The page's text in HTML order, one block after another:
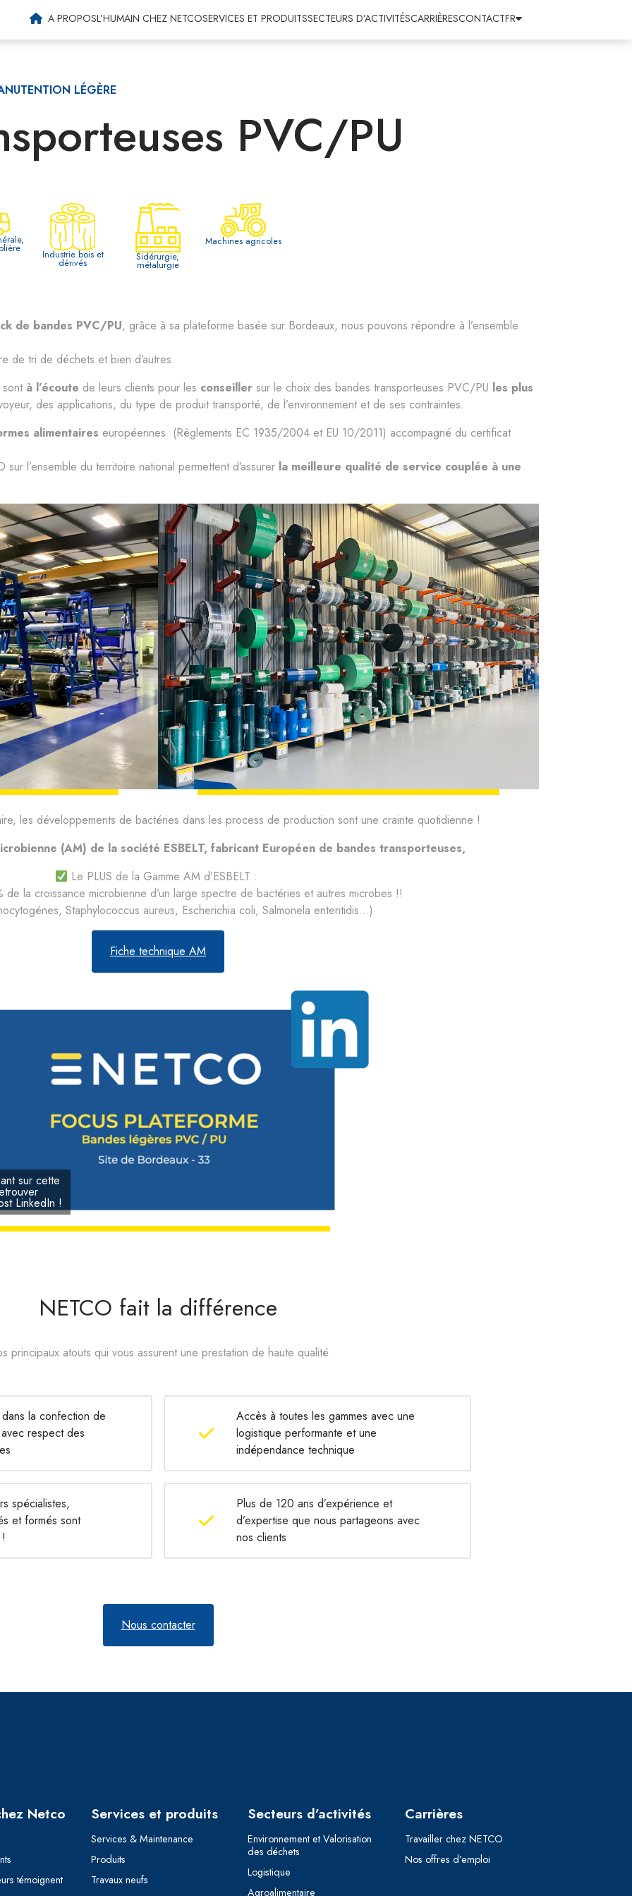
A PROPOSL’HUMAIN CHEZ NETCOSERVICES ET PRODUITSSECTEURS D’ACTIVITÉS
Machines agricoles CARRIÈRESCONTACTFR
LÉGÈRE
PVC/PU
Industrie bois et
dérivés Sidérurgie,
métalurgie
Machines agricoles
de bandes PVC/PU, grâce à sa plateforme basée sur Bordeaux, nous pouvons répondre à l’ensemble
de tri de déchets et bien d’autres.
à l’écoute de leurs clients pour les conseiller sur le choix des bandes transporteuses PVC/PU les plus
des applications, du type de produit transporté, de l’environnement et de ses contraintes.
alimentaires européennes (Règlements EC 1935/2004 et EU 10/2011) accompagné du certificat
l’ensemble du territoire national permettent d’assurer la meilleure qualité de service couplée à une
les développements de bactéries dans les process de production sont une crainte quotidienne !
(AM) de la société ESBELT, fabricant Européen de bandes transporteuses,
Le PLUS de la Gamme AM d’ESBELT :
de la croissance microbienne d’un large spectre de bactéries et autres microbes !!
Staphylococcus aureus, Escherichia coli, Salmonela enteritidis…)
Fiche technique AM
sur cette
LinkedIn !
NETCO fait la différence
principaux atouts qui vous assurent une prestation de haute qualité
la confection de
respect des
Accès à toutes les gammes avec une
logistique performante et une
indépendance technique
spécialistes,
et formés sont
Plus de 120 ans d’expérience et
d’expertise que nous partageons avec
nos clients
Nous contacter
Netco
témoignent
Services et produits
Services & Maintenance
Produits
Travaux neufs
Secteurs d’activités
Environnement et Valorisation
des déchets
Logistique
Agroalimentaire
Carrières
Travailler chez NETCO
Nos offres d’emploi